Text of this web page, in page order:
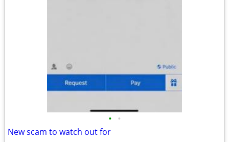
• •
New scam to watch out for